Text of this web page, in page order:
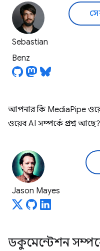
Sebastian
Benz
আপনার কি MediaPipe
ওয়েব AI সম্পর্কে প্রশ্ন আছে?
Jason Mayes
ডকুমেন্টেশন